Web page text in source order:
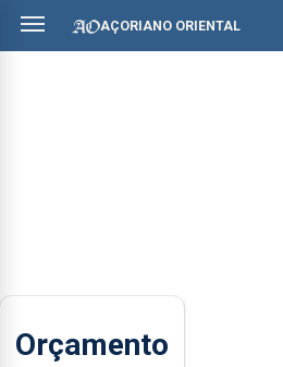
AÇORIANO ORIENTAL
Orçamento